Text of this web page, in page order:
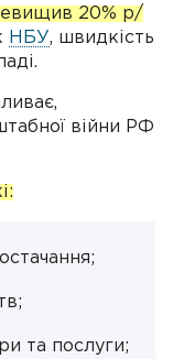
20% р/
НБУ, швидкість
війни РФ
та послуги;